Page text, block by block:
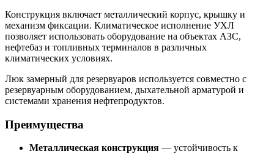
Конструкция включает металлический корпус, крышку и
механизм фиксации. Климатическое исполнение УХЛ
позволяет использовать оборудование на объектах АЗС,
нефтебаз и топливных терминалов в различных
климатических условиях.
Люк замерный для резервуаров используется совместно с
резервуарным оборудованием, дыхательной арматурой и
системами хранения нефтепродуктов.
Преимущества
Металлическая конструкция — устойчивость к